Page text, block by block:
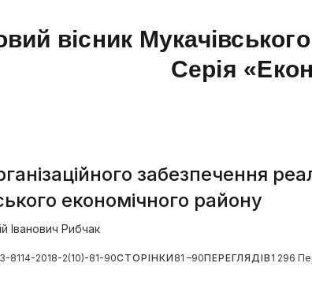
вісник
Серія
забезпечення
економічного району
Іванович Рибчак
8114-2018-2(10)-81-90СТОРІНКИ 81 –90ПЕРЕГЛЯДІВ 1 296